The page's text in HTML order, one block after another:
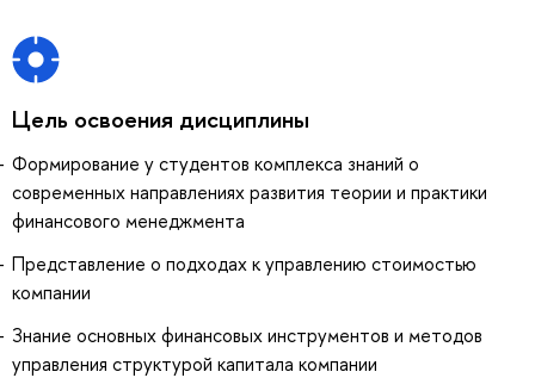
Цель освоения дисциплины
Формирование у студентов комплекса знаний о
современных направлениях развития теории и практики
финансового менеджмента
Представление о подходах к управлению стоимостью
компании
Знание основных финансовых инструментов и методов
управления структурой капитала компании